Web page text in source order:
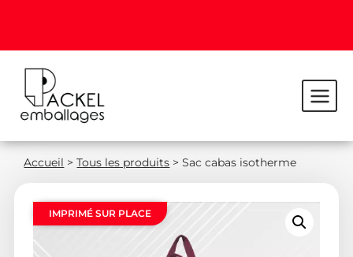
Accueil >Tous les produits >Sac cabas isotherme
IMPRIMÉ SUR PLACE